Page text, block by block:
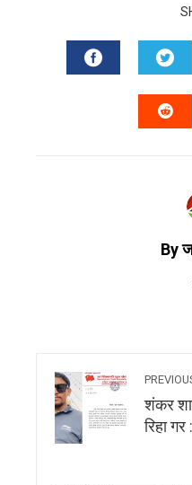
By
शंकर
रिहा